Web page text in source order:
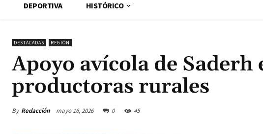
DEPORTIVA HISTÓRICO
DESTACADAS REGIÓN
Apoyo avícola de
productoras rurales
By Redacción mayo 16, 2026 0 45